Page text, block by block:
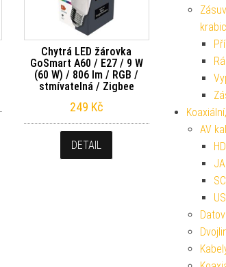
Chytrá LED žárovka
GoSmart A60 / E27 / 9 W
(60 W) / 806 lm / RGB /
stmívatelná / Zigbee
249 Kč
DETAIL
AV